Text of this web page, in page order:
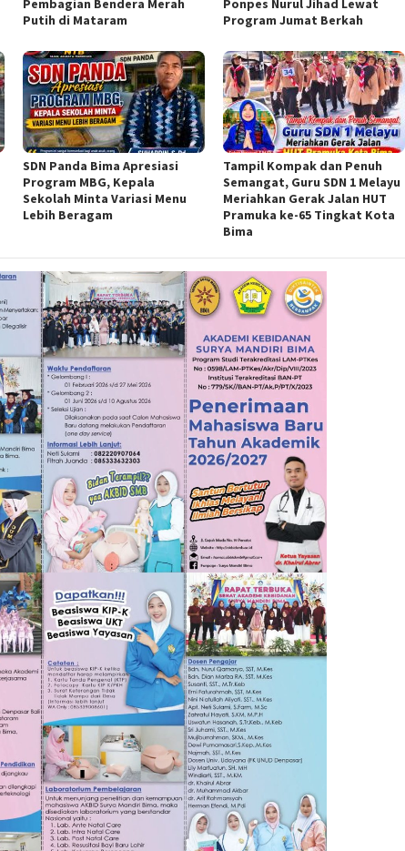
Pembagian Bendera Merah
Putih di Mataram
Ponpes Nurul Jihad Lewat
Program Jumat Berkah
SDN Panda Bima Apresiasi
Program MBG, Kepala
Sekolah Minta Variasi Menu
Lebih Beragam
Tampil Kompak dan Penuh
Semangat, Guru SDN 1 Melayu
Meriahkan Gerak Jalan HUT
Pramuka ke-65 Tingkat Kota
Bima